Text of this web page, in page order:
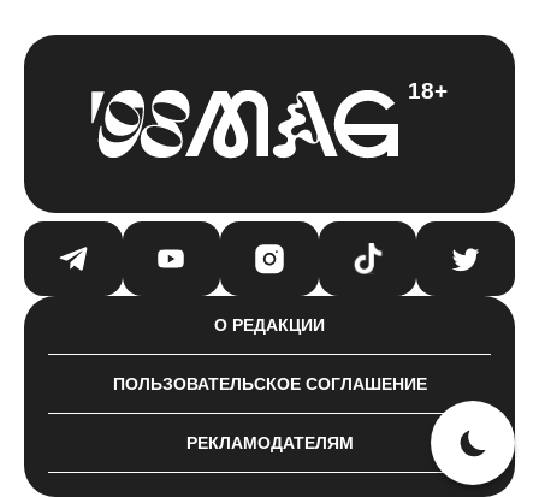
18+
О РЕДАКЦИИ
ПОЛЬЗОВАТЕЛЬСКОЕ СОГЛАШЕНИЕ
РЕКЛАМОДАТЕЛЯМ